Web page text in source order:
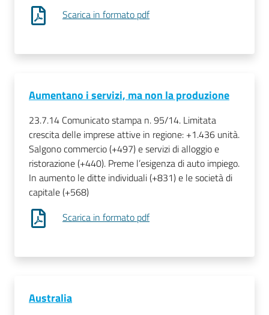
Scarica in formato pdf
Aumentano i servizi, ma non la produzione
23.7.14 Comunicato stampa n. 95/14. Limitata
crescita delle imprese attive in regione: +1.436 unità.
Salgono commercio (+497) e servizi di alloggio e
ristorazione (+440). Preme l’esigenza di auto impiego.
In aumento le ditte individuali (+831) e le società di
capitale (+568)
Scarica in formato pdf
Australia